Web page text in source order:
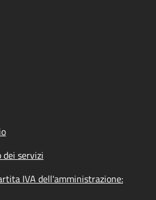
servizi
IVA dell'amministrazione: